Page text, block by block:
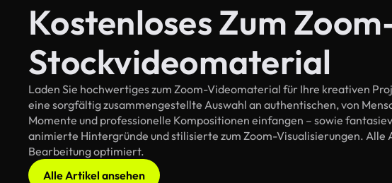
Kostenloses Zum
Stockvideomaterial
Laden Sie hochwertiges zum Zoom-Videomaterial für Ihre kreativen
eine sorgfältig zusammengestellte Auswahl an authentischen, von
Momente und professionelle Kompositionen einfangen – sowie
animierte Hintergründe und stilisierte zum Zoom-Visualisierungen. Alle
Bearbeitung optimiert.
Alle Artikel ansehen